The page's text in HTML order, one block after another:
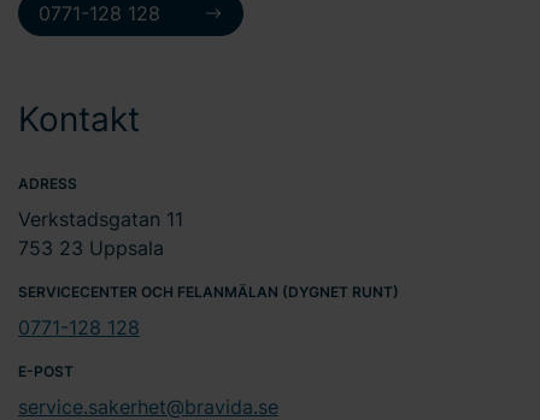
0771-128 128
Kontakt
ADRESS
Verkstadsgatan 11
753 23 Uppsala
SERVICECENTER OCH FELANMÄLAN (DYGNET RUNT)
0771-128 128
E-POST
service.sakerhet@bravida.se